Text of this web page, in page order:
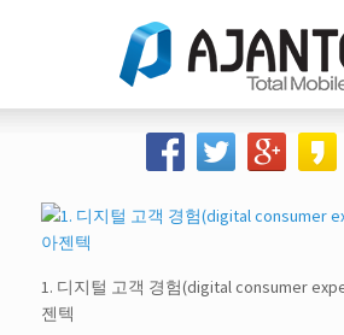
1. 디지털 고객 경험(digital consumer
젠텍